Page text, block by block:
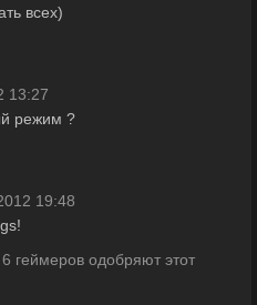
всех)
13:27
режим ?
19:48
6 геймеров одобряют этот